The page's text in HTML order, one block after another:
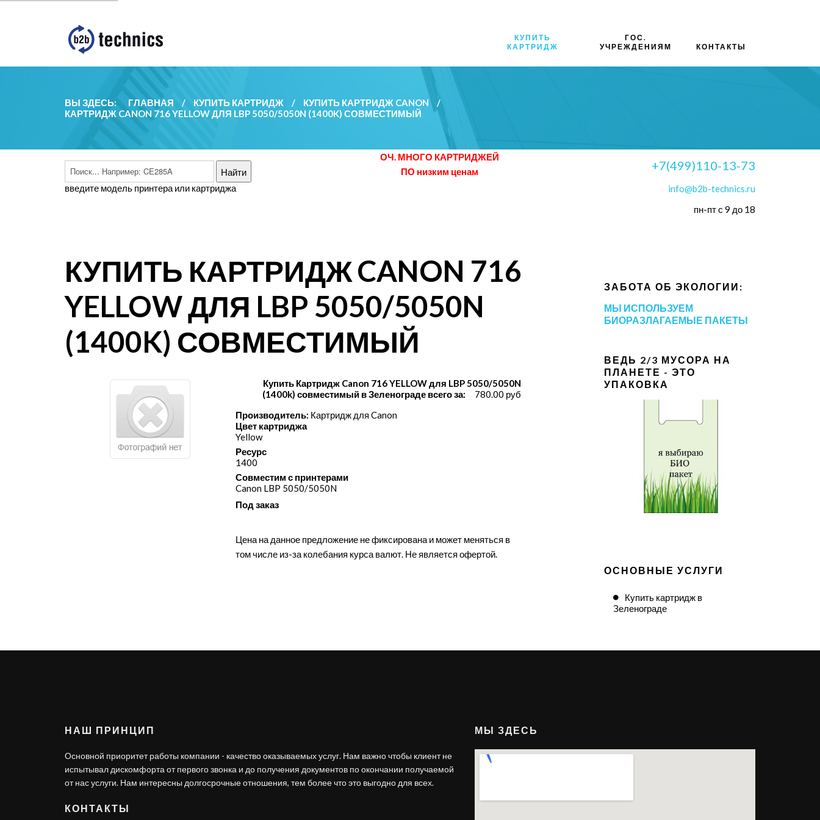
КУПИТЬ
КАРТРИДЖ
ГОС.
УЧРЕЖДЕНИЯМ
КОНТАКТЫ
ВЫ ЗДЕСЬ: ГЛАВНАЯ / КУПИТЬ КАРТРИДЖ / КУПИТЬ КАРТРИДЖ CANON
/
КАРТРИДЖ CANON 716 YELLOW ДЛЯ LBP 5050/5050N (1400K) СОВМЕСТИМЫЙ
введите модель принтера или картриджа
ОЧ. МНОГО КАРТРИДЖЕЙ
ПО низким ценам
+7(499)110-13-73
info@b2b-technics.ru
пн-пт с 9 до 18
КУПИТЬ КАРТРИДЖ CANON 716
YELLOW ДЛЯ LBP 5050/5050N
(1400K) СОВМЕСТИМЫЙ
Купить Картридж Canon 716 YELLOW для LBP 5050/5050N
(1400k) совместимый в Зеленограде всего за:
780.00 руб
Производитель: Картридж для Canon
Цвет картриджа
Yellow
Ресурс
1400
Совместим с принтерами
Canon LBP 5050/​5050N
Под заказ
Цена на данное предложение не фиксирована и может меняться в
том числе из-за колебания курса валют. Не является офертой.
ЗАБОТА ОБ ЭКОЛОГИИ:
МЫ ИСПОЛЬЗУЕМ
БИОРАЗЛАГАЕМЫЕ ПАКЕТЫ
ВЕДЬ 2/3 МУСОРА НА
ПЛАНЕТЕ - ЭТО
УПАКОВКА
ОСНОВНЫЕ УСЛУГИ
Купить картридж в
Зеленограде
НАШ ПРИНЦИП
Основной приоритет работы компании - качество оказываемых услуг. Нам важно чтобы клиент не
испытывал дискомфорта от первого звонка и до получения документов по окончании получаемой
от нас услуги. Нам интересны долгосрочные отношения, тем более что это выгодно для всех.
КОНТАКТЫ
МЫ ЗДЕСЬ